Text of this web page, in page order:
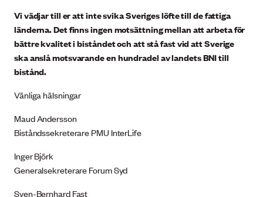
Vi vädjar till er att inte svika Sveriges löfte till de fattiga
länderna. Det finns ingen motsättning mellan att arbeta för
bättre kvalitet i biståndet och att stå fast vid att Sverige
ska anslå motsvarande en hundradel av landets BNI till
bistånd.
Vänliga hälsningar
Maud Andersson
Biståndssekreterare PMU InterLife
Inger Björk
Generalsekreterare Forum Syd
Sven-Bernhard Fast